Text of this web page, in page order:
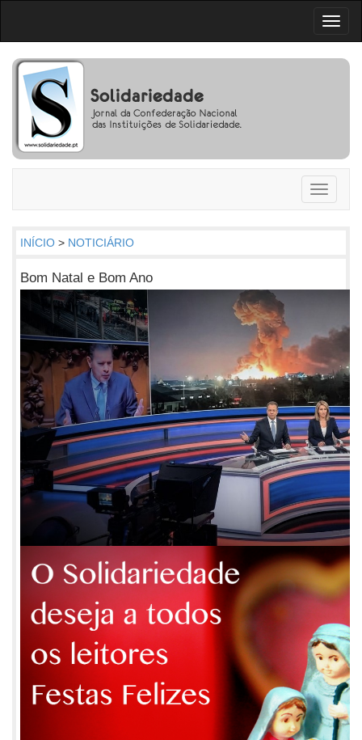
Toggle
INÍCIO > NOTICIÁRIO
Bom Natal e Bom Ano